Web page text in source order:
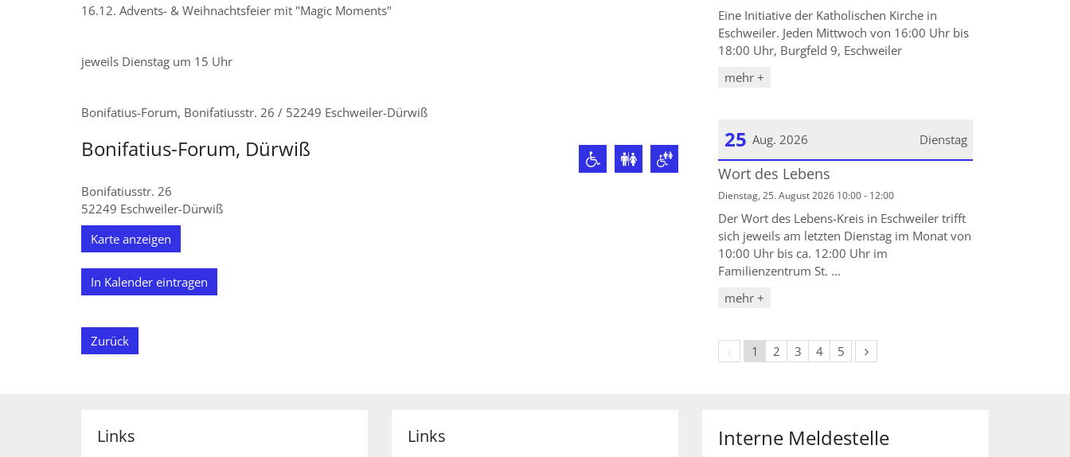
16.12. Advents- & Weihnachtsfeier mit "Magic Moments"
jeweils Dienstag um 15 Uhr
Bonifatius-Forum, Bonifatiusstr. 26 / 52249 Eschweiler-Dürwiß
Bonifatius-Forum, Dürwiß
Bonifatiusstr. 26
52249 Eschweiler-Dürwiß
Karte anzeigen
In Kalender eintragen
Zurück
Eine Initiative der Katholischen Kirche in
Eschweiler. Jeden Mittwoch von 16:00 Uhr bis
18:00 Uhr, Burgfeld 9, Eschweiler
mehr +
Dienstag
25 Aug. 2026
Datum: 25. August 2026
Wort des Lebens
Dienstag, 25. August 2026 10:00 - 12:00
Der Wort des Lebens-Kreis in Eschweiler trifft
sich jeweils am letzten Dienstag im Monat von
10:00 Uhr bis ca. 12:00 Uhr im
Familienzentrum St. ...
mehr +
Vorherige Seite
1 2 3 4 5 Nächste Seite
Links Links Interne Meldestelle